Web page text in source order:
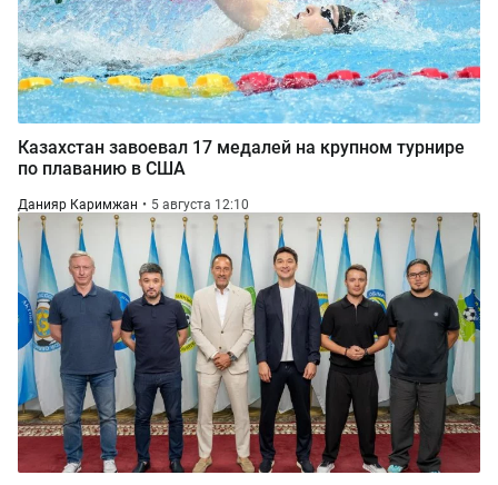
Казахстан завоевал 17 медалей на крупном турнире
по плаванию в США
Данияр Каримжан 5 августа 12:10